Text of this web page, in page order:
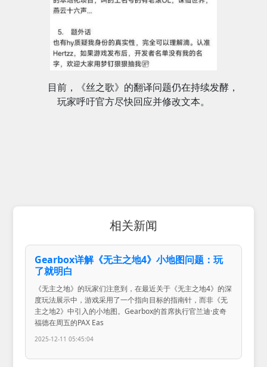
目前，《丝之歌》的翻译问题仍在持续发酵，
玩家呼吁官方尽快回应并修改文本。
相关新闻
Gearbox详解《无主之地4》小地图问题：玩
了就明白
《无主之地》的玩家们注意到，在最近关于《无主之地4》的深
度玩法展示中，游戏采用了一个指向目标的指南针，而非《无
主之地2》中引入的小地图。Gearbox的首席执行官兰迪·皮奇
福德在周五的PAX Eas
2025-12-11 05:45:04